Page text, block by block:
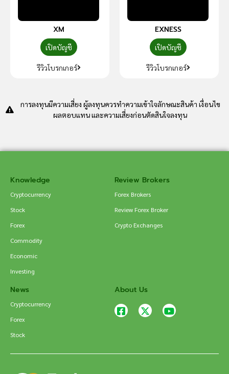
XM
เปิดบัญชี
รีวิวโบรกเกอร์
EXNESS
เปิดบัญชี
รีวิวโบรกเกอร์
การลงทุนมีความเสี่ยง ผู้ลงทุนควรทำความเข้าใจลักษณะสินค้า เงื่อนไข
ผลตอบแทน และความเสี่ยงก่อนตัดสินใจลงทุน
Knowledge
Cryptocurrency
Stock
Forex
Commodity
Economic
Investing
Review Brokers
Forex Brokers
Review Forex Broker
Crypto Exchanges
News
Cryptocurrency
Forex
Stock
About Us